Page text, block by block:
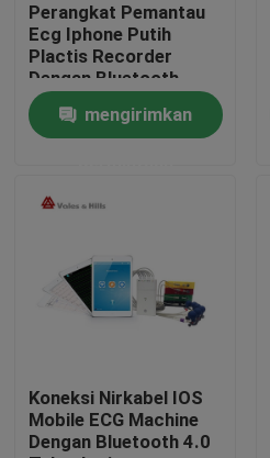
Tur Pabrik
Kontrol kualitas
Company News
Mesin EKG Genggam
Perangkat Pemantau
Ecg Iphone Putih
Plactis Recorder
Dengan Bluetooth
Nirkabel
mengirimkan
Koneksi Nirkabel IOS
Mobile ECG Machine
Dengan Bluetooth 4.0